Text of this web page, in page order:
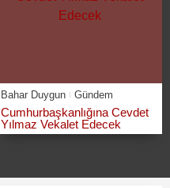
Bahar Duygun Gündem
Cumhurbaşkanlığına Cevdet
Yılmaz Vekalet Edecek